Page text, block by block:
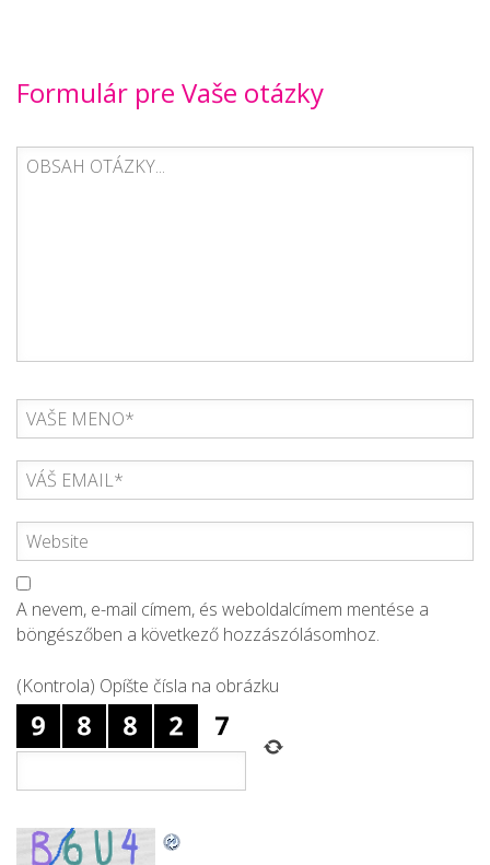
Formulár pre Vaše otázky
A nevem, e-mail címem, és weboldalcímem mentése a
böngészőben a következő hozzászólásomhoz.
(Kontrola) Opíšte čísla na obrázku